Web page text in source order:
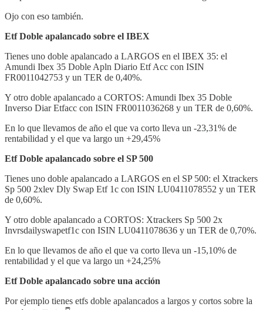
Ojo con eso también.
Etf Doble apalancado sobre el IBEX
Tienes uno doble apalancado a LARGOS en el IBEX 35: el
Amundi Ibex 35 Doble Apln Diario Etf Acc con ISIN
FR0011042753 y un TER de 0,40%.
Y otro doble apalancado a CORTOS: Amundi Ibex 35 Doble
Inverso Diar Etfacc con ISIN FR0011036268 y un TER de 0,60%.
En lo que llevamos de año el que va corto lleva un -23,31% de
rentabilidad y el que va largo un +29,45%
Etf Doble apalancado sobre el SP 500
Tienes uno doble apalancado a LARGOS en el SP 500: el Xtrackers
Sp 500 2xlev Dly Swap Etf 1c con ISIN LU0411078552 y un TER
de 0,60%.
Y otro doble apalancado a CORTOS: Xtrackers Sp 500 2x
Invrsdailyswapetf1c con ISIN LU0411078636 y un TER de 0,70%.
En lo que llevamos de año el que va corto lleva un -15,10% de
rentabilidad y el que va largo un +24,25%
Etf Doble apalancado sobre una acción
Por ejemplo tienes etfs doble apalancados a largos y cortos sobre la